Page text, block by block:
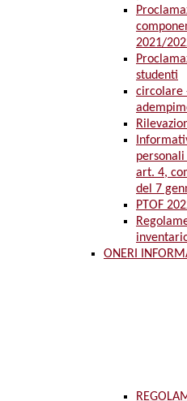
2021/
studenti
circolare
art. 4,
del 7
PTOF
ONERI